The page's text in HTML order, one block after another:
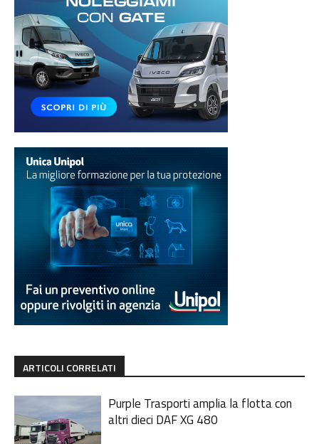
ARTICOLI CORRELATI
Purple Trasporti amplia la flotta con
altri dieci DAF XG 480